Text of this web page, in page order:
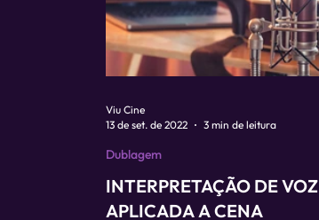
INTERPRETAÇÃO DE VOZ
APLICADA A CENA
Dublagem
Viu Cine
13 de set. de 2022
3 min de leitura